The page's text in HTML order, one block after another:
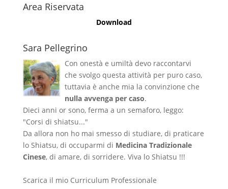
Area Riservata
Download
Sara Pellegrino
Con onestà e umiltà devo raccontarvi
che svolgo questa attività per puro caso,
tuttavia è anche mia la convinzione che
nulla avvenga per caso.
Dieci anni or sono, ferma a un semaforo, leggo:
"Corsi di shiatsu..."
Da allora non ho mai smesso di studiare, di praticare
lo Shiatsu, di occuparmi di Medicina Tradizionale
Cinese, di amare, di sorridere. Viva lo Shiatsu !!!
Scarica il mio Curriculum Professionale